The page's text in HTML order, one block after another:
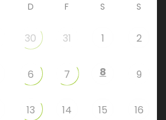
D F S S
30 31 1 2
6 7 8 9
13 14 15 16